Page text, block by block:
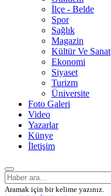
İlçe - Belde
Spor
Sağlık
Magazin
Kültür Ve Sanat
Ekonomi
Siyaset
Turizm
Üniversite
Foto Galeri
Video
Yazarlar
Künye
İletişim
Aramak için bir kelime yazınız.